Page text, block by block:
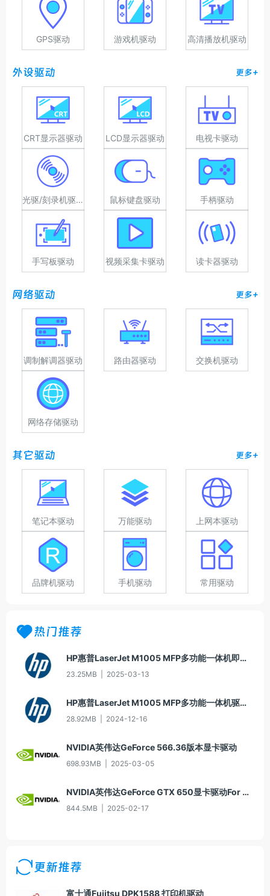
GPS驱动 游戏机驱动 高清播放机驱动
外设驱动 更多+
CRT显示器驱动 LCD显示器驱动 电视卡驱动
光驱/刻录机驱动 鼠标键盘驱动 手柄驱动
手写板驱动 视频采集卡驱动 读卡器驱动
网络驱动 更多+
调制解调器驱动 路由器驱动 交换机驱动
网络存储驱动
其它驱动 更多+
笔记本驱动 万能驱动 上网本驱动
品牌机驱动 手机驱动 常用驱动
热门推荐
HP惠普LaserJet M1005 MFP多功能一体机即插即用驱动20070326版For Win7
23.25MB 2025-03-13
HP惠普LaserJet M1005 MFP多功能一体机驱动20060913版For Win2000/XP
28.92MB 2024-12-16
NVIDIA英伟达GeForce 566.36版本显卡驱动
698.93MB 2025-03-05
NVIDIA英伟达GeForce GTX 650显卡驱动For Win10-64
844.5MB 2025-02-17
更新推荐
富士通Fujitsu DPK1588 打印机驱动